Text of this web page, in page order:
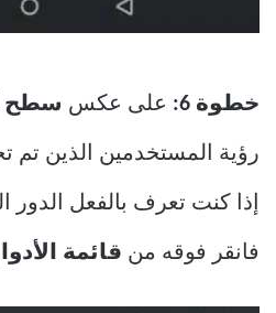
خطوة 6: على عكس سطح
رؤية المستخدمين الذين
إذا كنت تعرف بالفعل الدور
فانقر فوقه من قائمة